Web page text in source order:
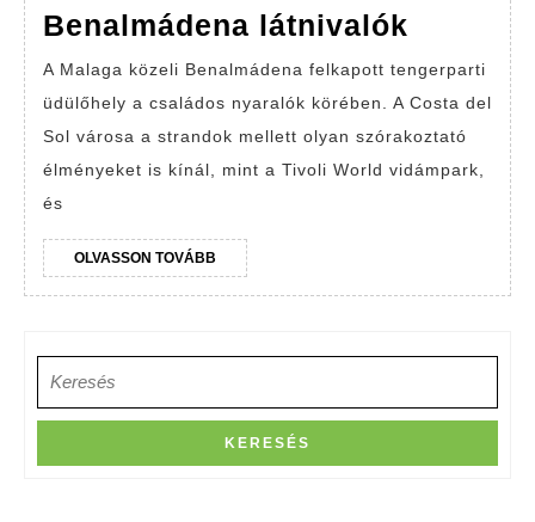
Benalmádena látnivalók
A Malaga közeli Benalmádena felkapott tengerparti
üdülőhely a családos nyaralók körében. A Costa del
Sol városa a strandok mellett olyan szórakoztató
élményeket is kínál, mint a Tivoli World vidámpark,
és
OLVASSON TOVÁBB OLVASSON
TOVÁBB
for: